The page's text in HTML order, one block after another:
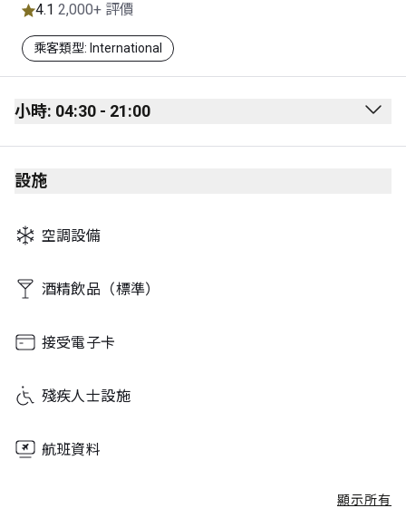
4.1 2,000+ 評價
乘客類型: International
小時: 04:30 - 21:00
Monday 04:30 - 21:00
Tuesday
Thursday
Friday
Sunday
設施
空調設備
酒精飲品（標準）
接受電子卡
殘疾人士設施
航班資料
顯示所有